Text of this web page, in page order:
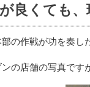
良くても
の作戦が功を奏し
の店舗の写真です